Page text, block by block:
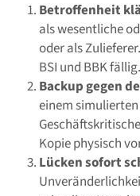
Betroffenheit
als wesentliche
oder als
BSI und BBK fällig.
Backup gegen
einem
Kopie physisch
Lücken sofort